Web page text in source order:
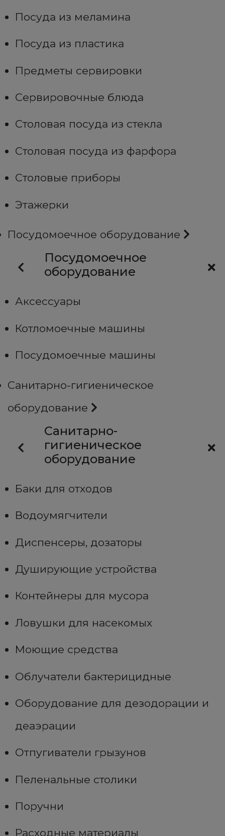
Посуда из меламина
Посуда из пластика
Предметы сервировки
Сервировочные блюда
Столовая посуда из стекла
Столовая посуда из фарфора
Столовые приборы
Этажерки
Посудомоечное оборудование
Посудомоечное
оборудование
Аксессуары
Котломоечные машины
Посудомоечные машины
Санитарно-гигиеническое
оборудование
Санитарно-
гигиеническое
оборудование
Баки для отходов
Водоумягчители
Диспенсеры, дозаторы
Душирующие устройства
Контейнеры для мусора
Ловушки для насекомых
Моющие средства
Облучатели бактерицидные
Оборудование для дезодорации и
деаэрации
Отпугиватели грызунов
Пеленальные столики
Поручни
Расходные материалы